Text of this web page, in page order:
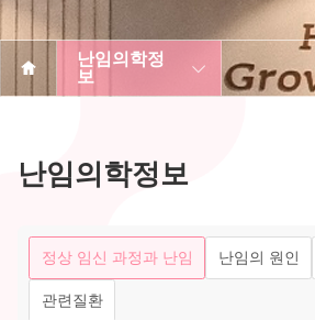
난임의학정
보
난임의학정보
정상 임신 과정과 난임 난임의 원인
관련질환